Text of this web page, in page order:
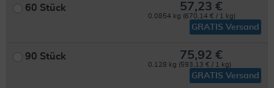
60 Stück 57,23 €
0.0854 kg (670,14 € / 1 kg)
GRATIS Versand
90 Stück 75,92 €
0.128 kg (593,13 € / 1 kg)
GRATIS Versand